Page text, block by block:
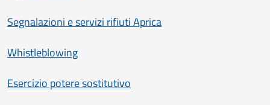
Segnalazioni e servizi rifiuti Aprica
Whistleblowing
Esercizio potere sostitutivo